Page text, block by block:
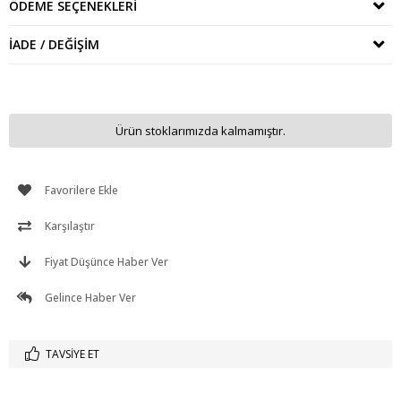
ÖDEME SEÇENEKLERI
İADE / DEĞIŞIM
Ürün stoklarımızda kalmamıştır.
Favorilere Ekle
Karşılaştır
Fiyat Düşünce Haber Ver
Gelince Haber Ver
TAVSIYE ET